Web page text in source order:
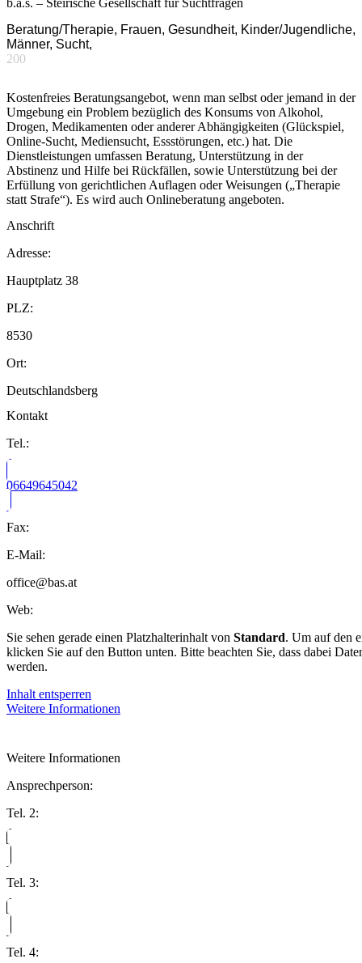
b.a.s. – Steirische Gesellschaft für Suchtfragen
Beratung/Therapie, Frauen, Gesundheit, Kinder/Jugendliche,
Männer, Sucht,
200
Kostenfreies Beratungsangebot, wenn man selbst oder jemand in der
Umgebung ein Problem bezüglich des Konsums von Alkohol,
Drogen, Medikamenten oder anderer Abhängigkeiten (Glückspiel,
Online-Sucht, Mediensucht, Essstörungen, etc.) hat. Die
Dienstleistungen umfassen Beratung, Unterstützung in der
Abstinenz und Hilfe bei Rückfällen, sowie Unterstützung bei der
Erfüllung von gerichtlichen Auflagen oder Weisungen („Therapie
statt Strafe“). Es wird auch Onlineberatung angeboten.
Anschrift
Adresse:
Hauptplatz 38
PLZ:
8530
Ort:
Deutschlandsberg
Kontakt
Tel.:
06649645042
Fax:
E-Mail:
office@bas.at
Web:
Sie sehen gerade einen Platzhalterinhalt von Standard. Um auf den
klicken Sie auf den Button unten. Bitte beachten Sie, dass dabei
werden.
Inhalt entsperren
Weitere Informationen
Weitere Informationen
Ansprechperson:
Tel. 2:
Tel. 3:
Tel. 4: